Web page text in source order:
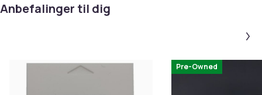
Anbefalinger til dig
Pre-Owned